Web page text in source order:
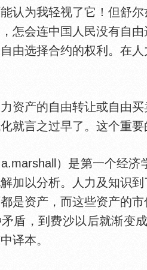
能认为我轻视了它！但
怎会连中
人民没有自
由选择合约的权利。在
产的自由转让或自由买
就言之过早了。这个重要
）是第一个经济
加以分析。人力及知识
是资产，而这些资产的
盾，到费沙以后就渐变
译本。